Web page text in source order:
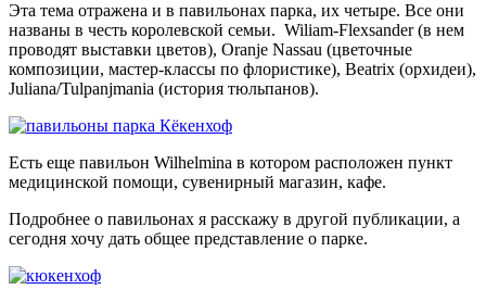
Эта тема отражена и в павильонах парка, их четыре. Все они
названы в честь королевской семьи. Wiliam-Flexsander (в нем
проводят выставки цветов), Oranje Nassau (цветочные
композиции, мастер-классы по флористике), Beatrix (орхидеи),
Juliana/Tulpanjmania (история тюльпанов).
Есть еще павильон Wilhelmina в котором расположен пункт
медицинской помощи, сувенирный магазин, кафе.
Подробнее о павильонах я расскажу в другой публикации, а
сегодня хочу дать общее представление о парке.